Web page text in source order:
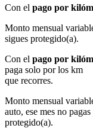
Con el pago por
Monto mensual
sigues protegido(a).
Con el pago por
paga solo por los km
que recorres.
Monto mensual
auto, ese mes no
protegido(a).